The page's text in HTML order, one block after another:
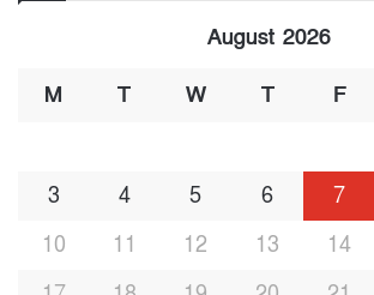
August 2026
M T W T F
3
4 5 6 7
10
11 12 13 14